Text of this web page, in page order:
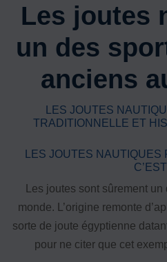
Entreprises
Pratiques partagées
Écologie
Sport avec les exilés
Signalement violences
Prévenir les
Agir contre le dopage
Préserver le pacte
FORMATION
Livret de l’animateur·trice
Brevet Fédéral
Les joutes
un des
anciens
LES JOUTES
TRADITIONNELLE ET
LES JOUTES NAUTIQUES
Les joutes sont sûrement
monde. L’origine remonte
sorte de joute égyptienne
pour ne citer que cet